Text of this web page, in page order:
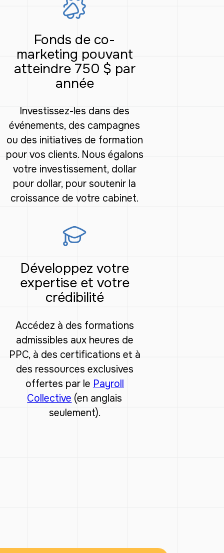
Fonds de co-
marketing pouvant
atteindre 750 $ par
année
Investissez-les dans des
événements, des campagnes
ou des initiatives de formation
pour vos clients. Nous égalons
votre investissement, dollar
pour dollar, pour soutenir la
croissance de votre cabinet.
Développez votre
expertise et votre
crédibilité
Accédez à des formations
admissibles aux heures de
PPC, à des certifications et à
des ressources exclusives
offertes par le Payroll
Collective (en anglais
seulement).